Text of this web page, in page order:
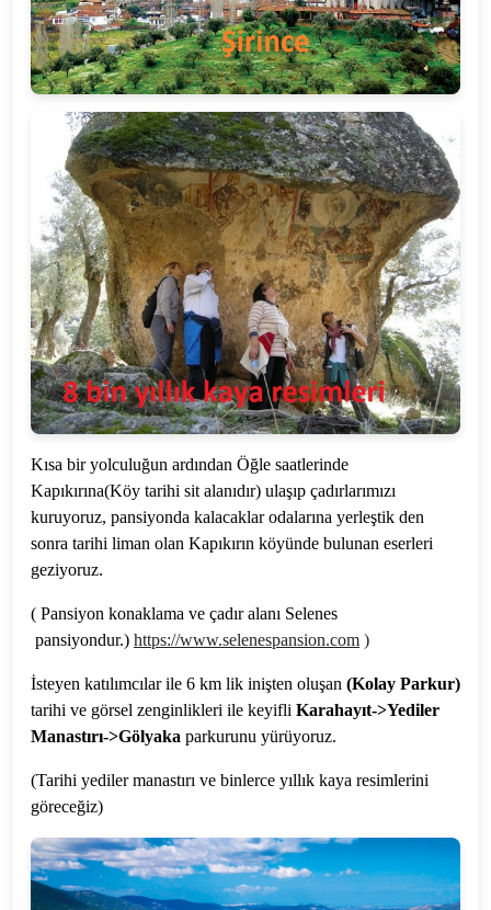
Kısa bir yolculuğun ardından Öğle saatlerinde
Kapıkırına(Köy tarihi sit alanıdır) ulaşıp çadırlarımızı
kuruyoruz, pansiyonda kalacaklar odalarına yerleştik den
sonra tarihi liman olan Kapıkırın köyünde bulunan eserleri
geziyoruz.
( Pansiyon konaklama ve çadır alanı Selenes
pansiyondur.) https://www.selenespansion.com )
İsteyen katılımcılar ile 6 km lik inişten oluşan (Kolay Parkur)
tarihi ve görsel zenginlikleri ile keyifli Karahayıt->Yediler
Manastırı->Gölyaka parkurunu yürüyoruz.
(Tarihi yediler manastırı ve binlerce yıllık kaya resimlerini
göreceğiz)